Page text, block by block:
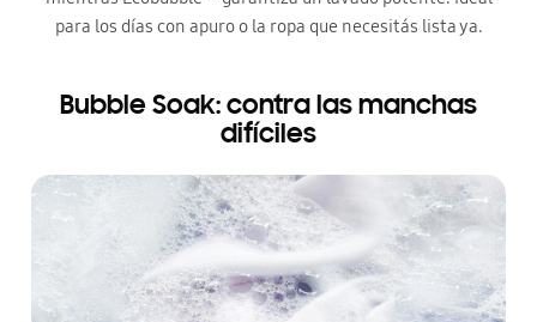
para los días con apuro o la ropa que necesitás lista ya.
Bubble Soak: contra las manchas
difíciles